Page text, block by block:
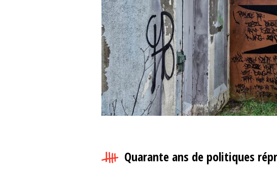
Quarante ans de politiques